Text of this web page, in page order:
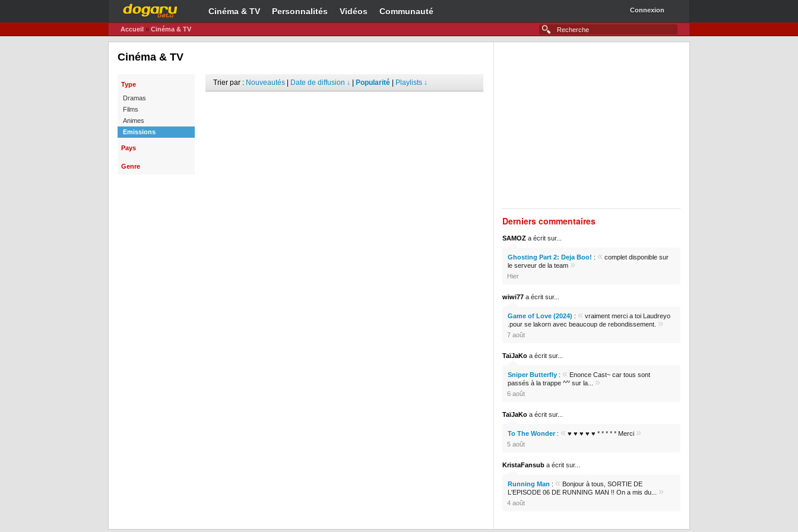
Cinéma & TV Personnalités Vidéos Communauté Connexion
Accueil » Cinéma & TV
Cinéma & TV
Type
Dramas
Films
Animes
Emissions
Pays
Genre
Trier par : Nouveautés Date de diffusion ↓ Popularité Playlists ↓
Derniers commentaires
SAMOZ a écrit sur...
Ghosting Part 2: Deja Boo! : « complet disponible sur
le serveur de la team »
Hier
wiwi77 a écrit sur...
Game of Love (2024) : « vraiment merci a toi Laudreyo
.pour se lakorn avec beaucoup de rebondissement. »
7 août
TaïJaKo a écrit sur...
Sniper Butterfly : « Enonce Cast~ car tous sont
passés à la trappe ^^' sur la... »
6 août
TaïJaKo a écrit sur...
To The Wonder: « ♥ ♥ ♥ ♥ ♥ * * * * * Merci »
5 août
KristaFansub a écrit sur...
Running Man : « Bonjour à tous, SORTIE DE
L'EPISODE 06 DE RUNNING MAN !! On a mis du... »
4 août